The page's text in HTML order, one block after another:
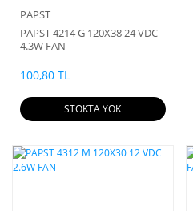
PAPST
PAPST 4214 G 120X38 24 VDC
4.3W FAN
100,80 TL
STOKTA YOK